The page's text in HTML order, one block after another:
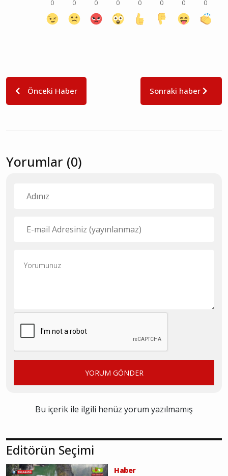
0 0 0 0 0 0 0 0
Önceki Haber Sonraki haber
Yorumlar (0)
YORUM GÖNDER
Bu içerik ile ilgili henüz yorum yazılmamış
Editörün Seçimi
Haber